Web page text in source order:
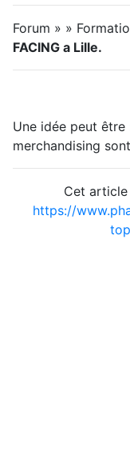
Forum » »
FACING a Lille.
Une idée peut
merchandising
Cet
https://